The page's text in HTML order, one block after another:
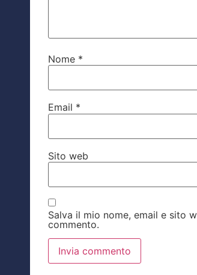
Nome *
Email *
Sito web
Salva il mio nome, email e sito
commento.